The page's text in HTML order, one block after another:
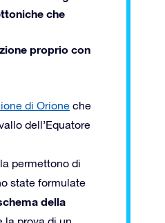
che
proprio con
di Orione che
dell’Equatore
permettono di
state formulate
della